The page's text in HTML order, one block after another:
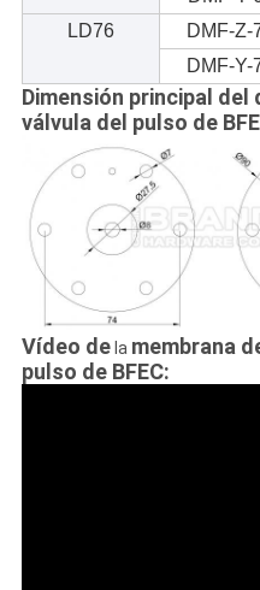
LD76
DMF-Z-
DMF-Y-
Dimensión principal del
válvula del pulso de
Vídeo dela membrana
pulso de BFEC: